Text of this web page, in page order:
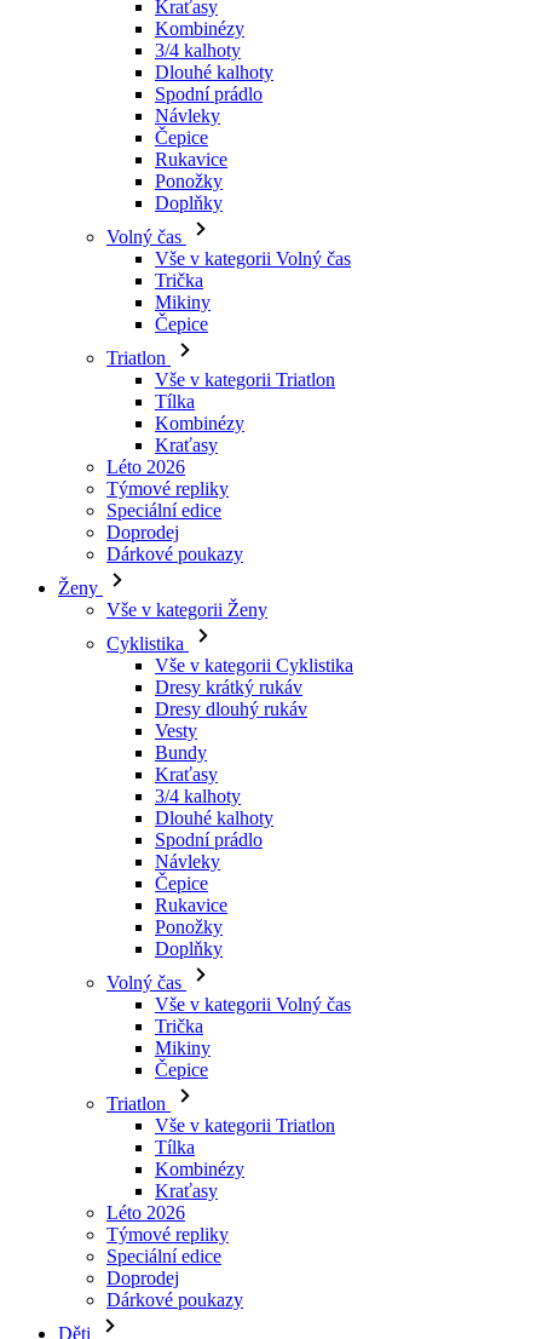
Návleky
Čepice
Rukavice
Ponožky
Doplňky
Volný čas
Vše v kategorii Volný čas
Trička
Mikiny
Čepice
Triatlon
Vše v kategorii Triatlon
Tílka
Kombinézy
Kraťasy
Léto 2026
Týmové repliky
Speciální edice
Doprodej
Dárkové poukazy
Ženy
Vše v kategorii Ženy
Cyklistika
Vše v kategorii Cyklistika
Dresy dlouhý rukáv
Vesty
Bundy
Kraťasy
3/4 kalhoty
Dlouhé kalhoty
Spodní prádlo
Návleky
Čepice
Rukavice
Ponožky
Doplňky
Volný čas
Vše v kategorii Volný čas
Trička
Mikiny
Čepice
Triatlon
Vše v kategorii Triatlon
Tílka
Kombinézy
Kraťasy
Léto 2026
Týmové repliky
Speciální edice
Doprodej
Dárkové poukazy
Děti
Vše v kategorii Děti
Cyklistika
Vše v kategorii Cyklistika